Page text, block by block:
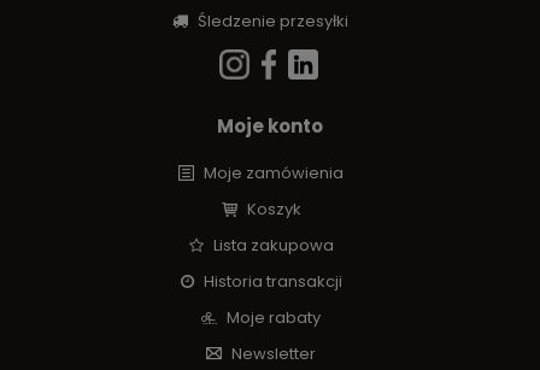
Śledzenie przesyłki
Moje konto
Moje zamówienia
Koszyk
Lista zakupowa
Historia transakcji
Moje rabaty
Newsletter